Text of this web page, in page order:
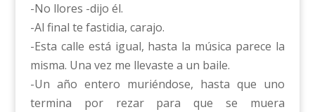
-No llores -dijo él.
-Al final te fastidia, carajo.
-Esta calle está igual, hasta la música parece la
misma. Una vez me llevaste a un baile.
-Un año entero muriéndose, hasta que uno
termina por rezar para que se muera